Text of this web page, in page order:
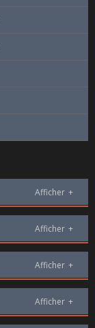
Afficher +
Afficher +
Afficher +
Afficher +